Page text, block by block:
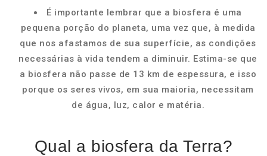
É importante lembrar que a biosfera é uma
pequena porção do planeta, uma vez que, à medida
que nos afastamos de sua superfície, as condições
necessárias à vida tendem a diminuir. Estima-se que
a biosfera não passe de 13 km de espessura, e isso
porque os seres vivos, em sua maioria, necessitam
de água, luz, calor e matéria.
Qual a biosfera da Terra?